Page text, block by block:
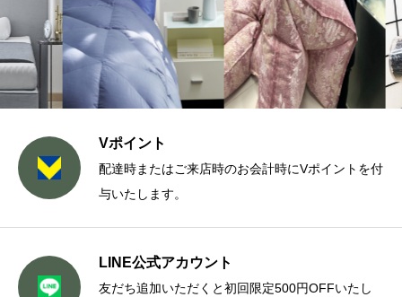
Vポイント
配達時またはご来店時のお会計時にVポイントを付
与いたします。
LINE公式アカウント
友だち追加いただくと初回限定500円OFFいたし